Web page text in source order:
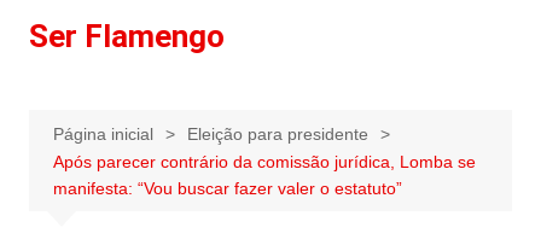
paraSer Flamengo
Página inicial
Eleição para presidente
Após parecer contrário da comissão jurídica, Lomba se
manifesta: “Vou buscar fazer valer o estatuto”